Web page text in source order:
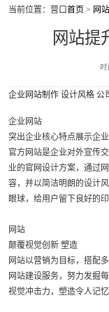
当前位置：营口首页 > 网
网站提
企业网站制作 设计风格 公
企业网站
突出企业核心特点展示企
官方网站是企业对外宣传
业的官网设计方案，通过
容，并以简洁明朗的设计
眼球，给用户留下良好的印
网站
颠覆视觉创新 塑造
网站以营销为目标，搭配
网站建设服务，努力发掘
视觉冲击力，塑造令人记